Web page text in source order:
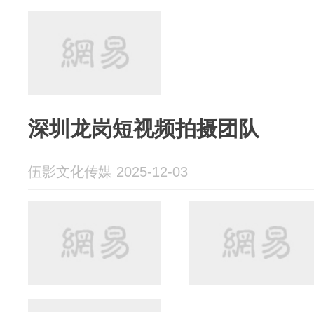
深圳龙岗短视频拍摄团队
伍影文化传媒 2025-12-03